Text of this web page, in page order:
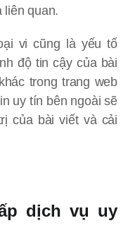
liên quan.
vi cũng là yếu tố
độ tin cậy của bài
trong trang web
uy tín bên ngoài sẽ
của bài viết và cải
dịch vụ uy